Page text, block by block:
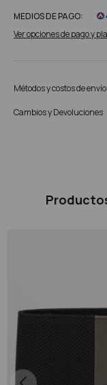
MEDIOS DE PAGO:
Ver opciones de pago y
Métodos y costos de envío
Cambios y Devoluciones